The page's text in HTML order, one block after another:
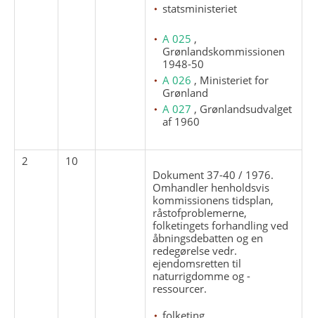
statsministeriet
A 025 ,
Grønlandskommissionen
1948-50
A 026 , Ministeriet for
Grønland
A 027 , Grønlandsudvalget
af 1960
2
10
Dokument 37-40 / 1976.
Omhandler henholdsvis
kommissionens tidsplan,
råstofproblemerne,
folketingets forhandling ved
åbningsdebatten og en
redegørelse vedr.
ejendomsretten til
naturrigdomme og -
ressourcer.
folketing